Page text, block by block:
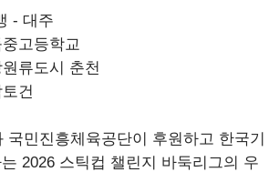
- 대주
고등학교
류도시 춘천
건
국민진흥체육공단이 후원하고 한국기
2026 스틱컵 챌린지 바둑리그의 우